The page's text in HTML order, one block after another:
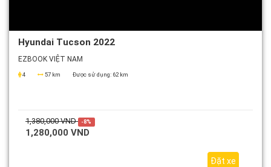
Hyundai Tucson 2022
EZBOOK VIỆT NAM
4 57 km Được sử dụng: 62 km
1,380,000 VND -8%
1,280,000 VND
Đặt xe